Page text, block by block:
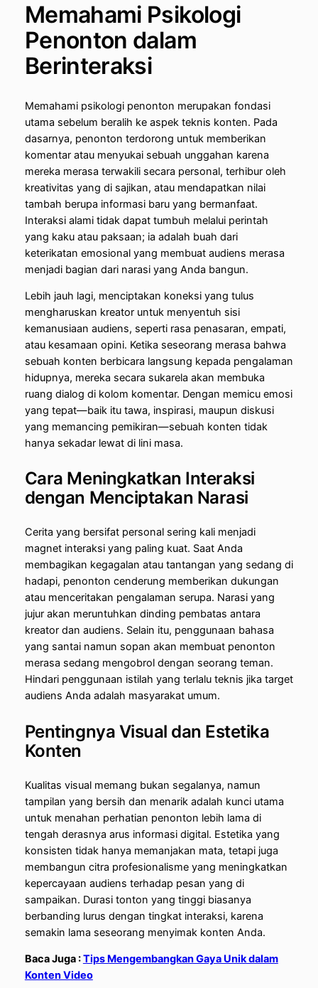
Memahami Psikologi
Penonton dalam
Berinteraksi
Memahami psikologi penonton merupakan fondasi
utama sebelum beralih ke aspek teknis konten. Pada
dasarnya, penonton terdorong untuk memberikan
komentar atau menyukai sebuah unggahan karena
mereka merasa terwakili secara personal, terhibur oleh
kreativitas yang di sajikan, atau mendapatkan nilai
tambah berupa informasi baru yang bermanfaat.
Interaksi alami tidak dapat tumbuh melalui perintah
yang kaku atau paksaan; ia adalah buah dari
keterikatan emosional yang membuat audiens merasa
menjadi bagian dari narasi yang Anda bangun.
Lebih jauh lagi, menciptakan koneksi yang tulus
mengharuskan kreator untuk menyentuh sisi
kemanusiaan audiens, seperti rasa penasaran, empati,
atau kesamaan opini. Ketika seseorang merasa bahwa
sebuah konten berbicara langsung kepada pengalaman
hidupnya, mereka secara sukarela akan membuka
ruang dialog di kolom komentar. Dengan memicu emosi
yang tepat—baik itu tawa, inspirasi, maupun diskusi
yang memancing pemikiran—sebuah konten tidak
hanya sekadar lewat di lini masa.
Cara Meningkatkan Interaksi
dengan Menciptakan Narasi
Cerita yang bersifat personal sering kali menjadi
magnet interaksi yang paling kuat. Saat Anda
membagikan kegagalan atau tantangan yang sedang di
hadapi, penonton cenderung memberikan dukungan
atau menceritakan pengalaman serupa. Narasi yang
jujur akan meruntuhkan dinding pembatas antara
kreator dan audiens. Selain itu, penggunaan bahasa
yang santai namun sopan akan membuat penonton
merasa sedang mengobrol dengan seorang teman.
Hindari penggunaan istilah yang terlalu teknis jika target
audiens Anda adalah masyarakat umum.
Pentingnya Visual dan Estetika
Konten
Kualitas visual memang bukan segalanya, namun
tampilan yang bersih dan menarik adalah kunci utama
untuk menahan perhatian penonton lebih lama di
tengah derasnya arus informasi digital. Estetika yang
konsisten tidak hanya memanjakan mata, tetapi juga
membangun citra profesionalisme yang meningkatkan
kepercayaan audiens terhadap pesan yang di
sampaikan. Durasi tonton yang tinggi biasanya
berbanding lurus dengan tingkat interaksi, karena
semakin lama seseorang menyimak konten Anda.
Baca Juga :Tips Mengembangkan Gaya Unik dalam
Konten Video